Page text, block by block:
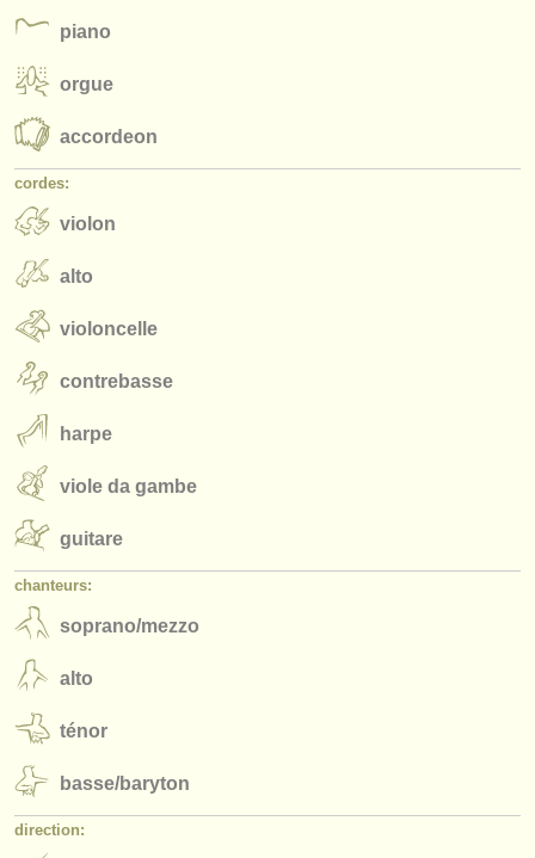
piano
orgue
accordeon
cordes:
violon
alto
violoncelle
contrebasse
harpe
viole da gambe
guitare
chanteurs:
soprano/mezzo
alto
ténor
basse/baryton
direction: